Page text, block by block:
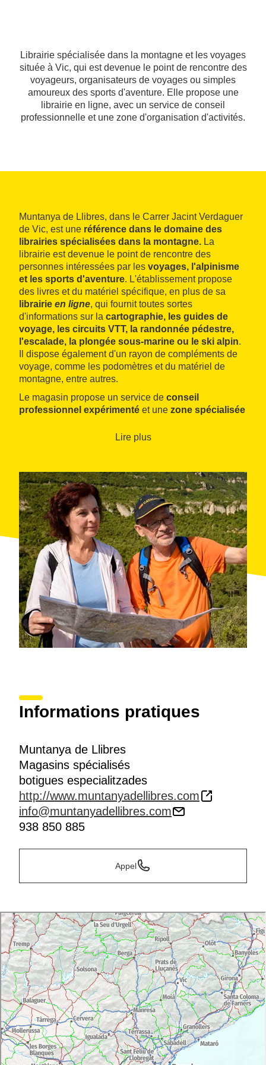
Librairie spécialisée dans la montagne et les voyages
située à Vic, qui est devenue le point de rencontre des
voyageurs, organisateurs de voyages ou simples
amoureux des sports d'aventure. Elle propose une
librairie en ligne, avec un service de conseil
professionnelle et une zone d'organisation d'activités.
Muntanya de Llibres, dans le Carrer Jacint Verdaguer
de Vic, est une référence dans le domaine des
librairies spécialisées dans la montagne. La
librairie est devenue le point de rencontre des
personnes intéressées par les voyages, l'alpinisme
et les sports d'aventure. L'établissement propose
des livres et du matériel spécifique, en plus de sa
librairie en ligne, qui fournit toutes sortes
d'informations sur la cartographie, les guides de
voyage, les circuits VTT, la randonnée pédestre,
l'escalade, la plongée sous-marine ou le ski alpin.
Il dispose également d'un rayon de compléments de
voyage, comme les podomètres et du matériel de
montagne, entre autres.
Le magasin propose un service de conseil
professionnel expérimenté et une zone spécialisée
les entreprises ou les organismes, adaptées aux
Lire plus
Informations pratiques
Muntanya de Llibres
Magasins spécialisés
botigues especialitzades
http://www.muntanyadellibres.com
info@muntanyadellibres.com
938 850 885
Appel